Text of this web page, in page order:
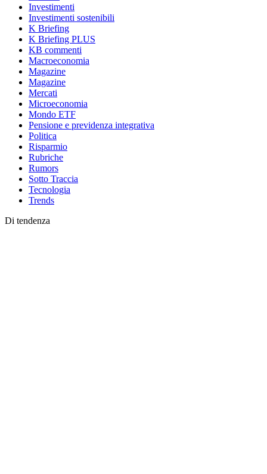
Investimenti
Investimenti sostenibili
K Briefing
K Briefing PLUS
KB commenti
Macroeconomia
Magazine
Magazine
Mercati
Microeconomia
Mondo ETF
Pensione e previdenza integrativa
Politica
Risparmio
Rubriche
Rumors
Sotto Traccia
Tecnologia
Trends
Di tendenza